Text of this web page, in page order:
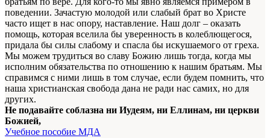
поведении. Зачастую молодой или слабый брат во Христе
часто ищет в нас опору, наставление. Наш долг – оказать
помощь, которая вселила бы уверенность в колеблющегося,
придала бы силы слабому и спасла бы искушаемого от греха.
Мы можем трудиться во славу Божию лишь тогда, когда мы
исполним обязательства по отношению к нашим братьям. Мы
справимся с ними лишь в том случае, если будем помнить, что
наша христианская свобода дана не ради нас самих, но для
других.
Не подавайте соблазна ни Иудеям, ни Еллинам, ни церкви
Божией,
Учебное пособие МДА